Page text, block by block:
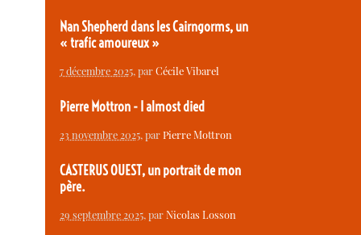
Nan Shepherd dans les Cairngorms, un
« trafic amoureux »
7 décembre 2025, parCécile Vibarel
Pierre Mottron - I almost died
23 novembre 2025, parPierre Mottron
CASTERUS OUEST, un portrait de mon
père.
29 septembre 2025, parNicolas Losson